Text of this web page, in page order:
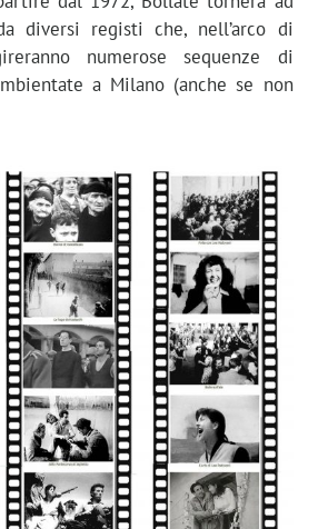
diversi registi che, nell’arco di
numerose sequenze di
a Milano (anche se non